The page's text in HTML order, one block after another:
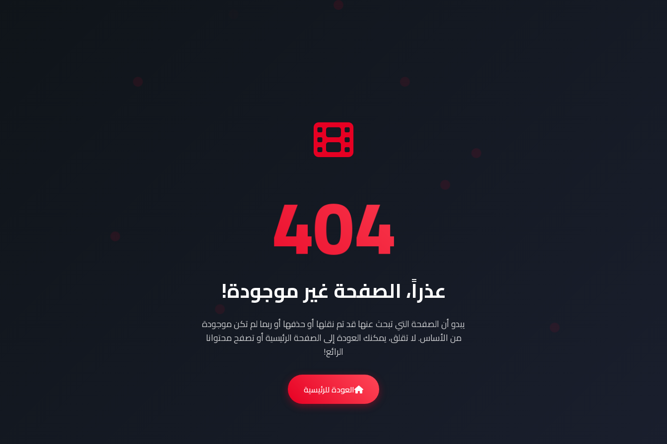
404
عذراً، الصفحة غير موجودة!
يبدو أن الصفحة التي تبحث عنها قد تم نقلها أو حذفها أو ربما لم تكن موجودة
من الأساس. لا تقلق، يمكنك العودة إلى الصفحة الرئيسية أو تصفح محتوانا
الرائع!
العودة للرئيسية